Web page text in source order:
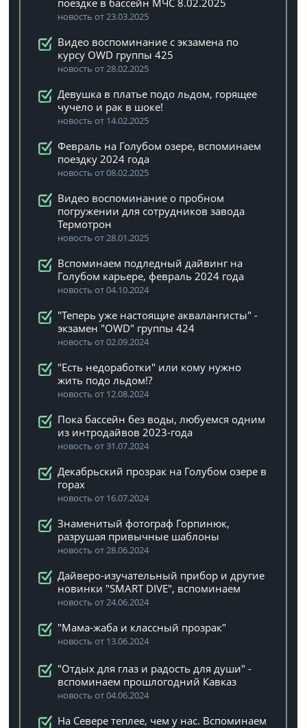
поездке в бассейн МЧС 8.02.2025
новость от 23.03.2025
Видео воспоминание с экзамена по
курсу OWD группы 425
новость от 28.02.2025
Девушка в платье подо льдом, горящее
чучело и рак в шоке!
новость от 14.02.2025
Февраль на Голубом озере, вспоминаем
поездку 2024 года
новость от 08.02.2025
Видео воспоминание о пробном
погружении для сотрудников завода
Термотрон
новость от 28.01.2025
Вспоминаем подледный дайвинг на
Голубом карьере, февраль 2024 года
новость от 04.10.2024
"Теперь уже настоящие аквалангисты" -
экзамен "OWD" группы 424
новость от 02.09.2024
"Есть недоработки" или кому нужно
жить подо льдом!?
новость от 12.08.2024
Пока бассейн без воды, любуемся одним
из интродайвов 2023-года
новость от 31.07.2024
Декабрьский прозрак на Голубом озере в
горах
новость от 16.07.2024
Знаменитый фотограф Горпинюк,
разрушая привычные шаблоны
новость от 28.06.2024
Дайверо-изучательный прибор и другие
новинки "SMART DIVE", вспоминаем
новость от 24.06.2024
"Мама-жаба и классный прозрак"
новость от 13.06.2024
"Отдых для глаз и радость для души" -
вспоминаем прошлогодний Кавказ
новость от 04.06.2024
На Севере теплее, чем у нас. Вспоминаем